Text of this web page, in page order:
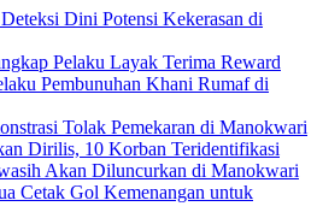
Dini Potensi Kekerasan di
Pelaku Layak Terima Reward
Pembunuhan Khani Rumaf di
Tolak Pemekaran di Manokwari
Dirilis, 10 Korban Teridentifikasi
Akan Diluncurkan di Manokwari
Cetak Gol Kemenangan untuk